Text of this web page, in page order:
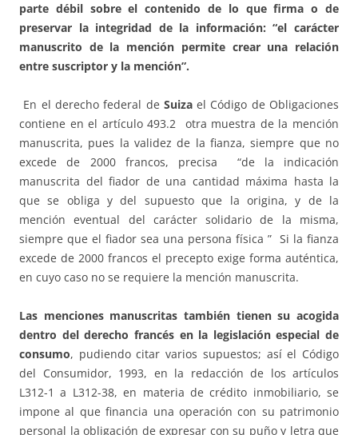
parte débil sobre el contenido de lo que firma o de
preservar la integridad de la información: “el carácter
manuscrito de la mención permite crear una relación
entre suscriptor y la mención”.
En el derecho federal de Suizael Código de Obligaciones
contiene en el artículo 493.2 otra muestra de la mención
manuscrita, pues la validez de la fianza, siempre que no
excede de 2000 francos, precisa “de la indicación
manuscrita del fiador de una cantidad máxima hasta la
que se obliga y del supuesto que la origina, y de la
mención eventual del carácter solidario de la misma,
siempre que el fiador sea una persona física ” Si la fianza
excede de 2000 francos el precepto exige forma auténtica,
en cuyo caso no se requiere la mención manuscrita.
Las menciones manuscritas también tienen su acogida
dentro del derecho francés en la legislación especial de
consumo, pudiendo citar varios supuestos; así el Código
del Consumidor, 1993, en la redacción de los artículos
L312-1 a L312-38, en materia de crédito inmobiliario, se
impone al que financia una operación con su patrimonio
personal la obligación de expresar con su puño y letra que